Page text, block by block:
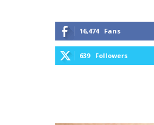
16,474 Fans
639 Followers